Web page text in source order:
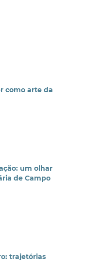
como arte da
um olhar
de Campo
trajetórias